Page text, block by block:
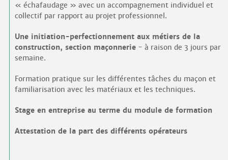
« échafaudage » avec un accompagnement individuel et
collectif par rapport au projet professionnel.
Une initiation-perfectionnement aux métiers de la
construction, section maçonnerie- à raison de 3 jours par
semaine.
Formation pratique sur les différentes tâches du maçon et
familiarisation avec les matériaux et les techniques.
Stage en entreprise au terme du module de formation
Attestation de la part des différents opérateurs